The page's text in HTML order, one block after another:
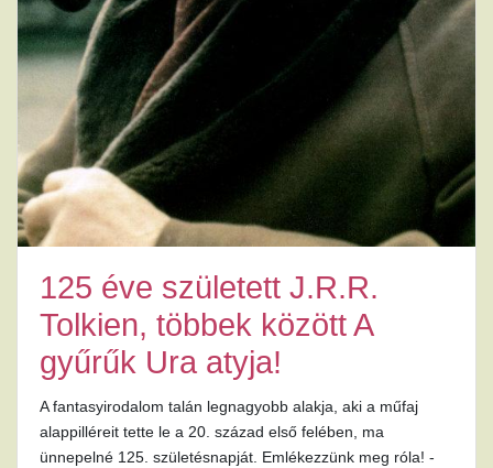
125 éve született J.R.R.
Tolkien, többek között A
gyűrűk Ura atyja!
A fantasyirodalom talán legnagyobb alakja, aki a műfaj
alappilléreit tette le a 20. század első felében, ma
ünnepelné 125. születésnapját. Emlékezzünk meg róla! -